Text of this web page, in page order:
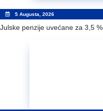
5 Augusta, 2026
Julske penzije uvećane za 3,5 %